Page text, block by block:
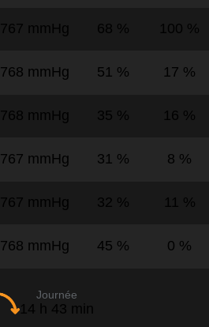
767 mmHg 68 % 100 %
768 mmHg 51 % 17 %
768 mmHg 35 % 16 %
767 mmHg 31 % 8 %
767 mmHg 32 % 11 %
768 mmHg 45 % 0 %
Journée
14 h 43 min